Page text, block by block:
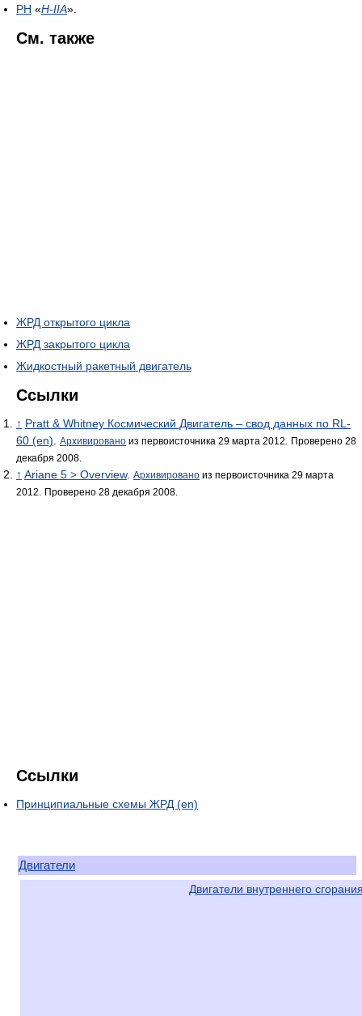
РН «H-IIA».
См. также
ЖРД открытого цикла
ЖРД закрытого цикла
Жидкостный ракетный двигатель
Ссылки
↑ Pratt & Whitney Космический Двигатель – свод данных по RL-
60 (en)
Архивировано из первоисточника 29 марта 2012.
Проверено 28
декабря 2008.
↑ Ariane 5 > Overview. Архивировано из первоисточника 29 марта
2012.
Проверено 28 декабря 2008.
Ссылки
Принципиальные схемы ЖРД (en)
Двигатели
Двигатели внутреннего